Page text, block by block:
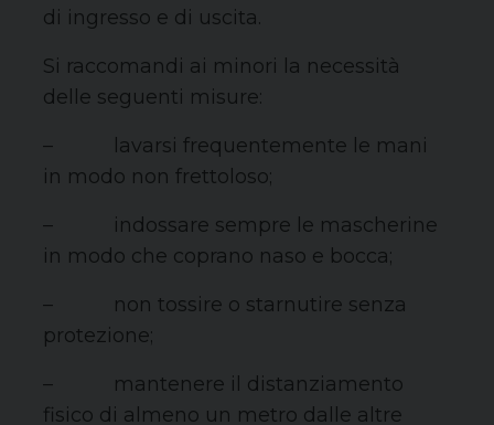
di ingresso e di uscita.
Si raccomandi ai minori la necessità
delle seguenti misure:
– lavarsi frequentemente le mani
in modo non frettoloso;
– indossare sempre le mascherine
in modo che coprano naso e bocca;
– non tossire o starnutire senza
protezione;
– mantenere il distanziamento
fisico di almeno un metro dalle altre